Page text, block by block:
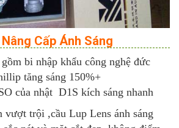
Cấp Ánh Sáng
bi nhập khẩu công nghệ đức
tăng sáng 150%+
của nhật D1S kích sáng nhanh
trội ,cầu Lup Lens ánh sáng